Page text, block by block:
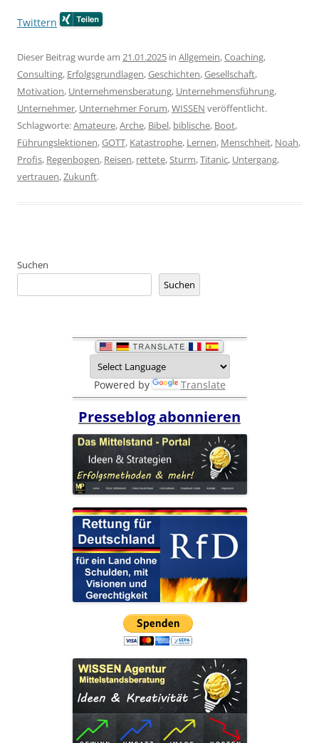
Twittern
Dieser Beitrag wurde am 21.01.2025 in Allgemein,Coaching,
Consulting, Erfolgsgrundlagen,Geschichten,Gesellschaft,
Motivation, Unternehmensberatung, Unternehmensführung,
Unternehmer, Unternehmer Forum,WISSEN veröffentlicht.
Schlagworte:Amateure,Arche, Bibel, biblische, Boot,
Führungslektionen,GOTT, Katastrophe, Lernen, Menschheit, Noah,
Profis, Regenbogen, Reisen, rettete,Sturm,Titanic, Untergang,
vertrauen,Zukunft.
Suchen
Suchen
Powered by Translate
Presseblog abonnieren